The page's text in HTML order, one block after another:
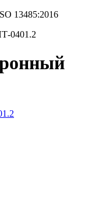
13485:2016
0401.2